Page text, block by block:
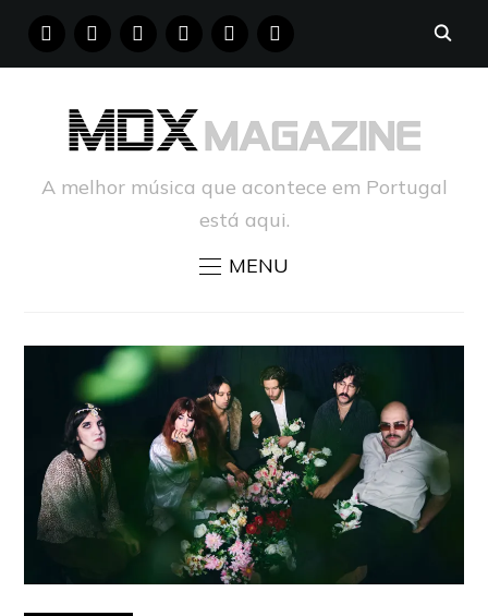
FACEBOOKINSTAGRAM
YOUTUBE PINTERESTTUMBLR
A melhor música que acontece em Portugal
está aqui.
MENU